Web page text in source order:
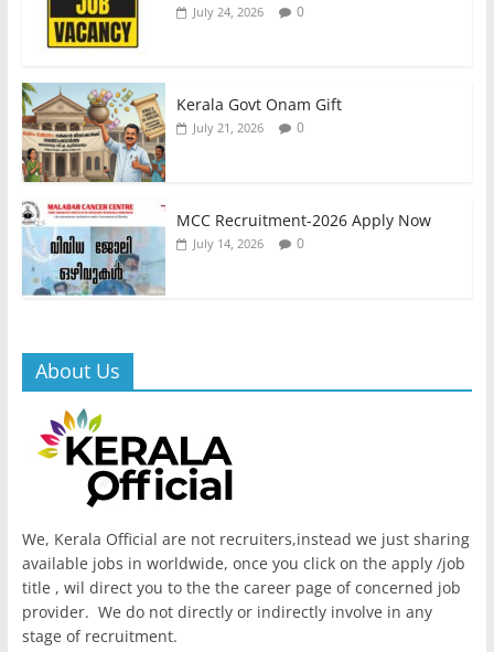
July 24, 2026 0
Kerala Govt Onam Gift
July 21, 2026 0
MCC Recruitment-2026 Apply Now
July 14, 2026 0
About Us
We, Kerala Official are not recruiters,instead we just sharing
available jobs in worldwide, once you click on the apply /job
title , wil direct you to the the career page of concerned job
provider. We do not directly or indirectly involve in any
stage of recruitment.